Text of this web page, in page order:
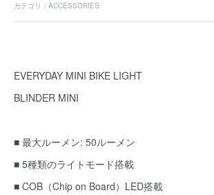
カテゴリ ： ACCESSORIES
EVERYDAY MINI BIKE LIGHT
BLINDER MINI
■ 最大ルーメン: 50ルーメン
■ 5種類のライトモード搭載
■ COB（Chip on Board）LED搭載